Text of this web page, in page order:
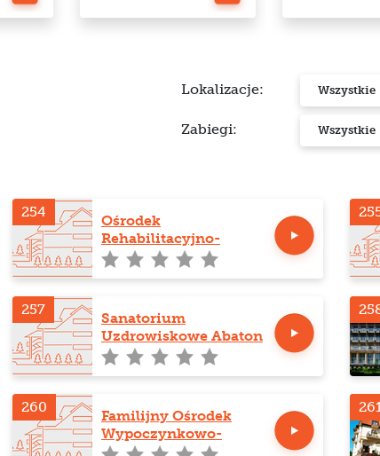
Lokalizacje: Wszystkie
Zabiegi: Wszystkie
254
Ośrodek
Rehabilitacyjno-
Sanatoryjny Perełka w
Kołobrzegu
257
Sanatorium
Uzdrowiskowe Abaton
260
Familijny Ośrodek
Wypoczynkowo-
Rehabilitacyjny